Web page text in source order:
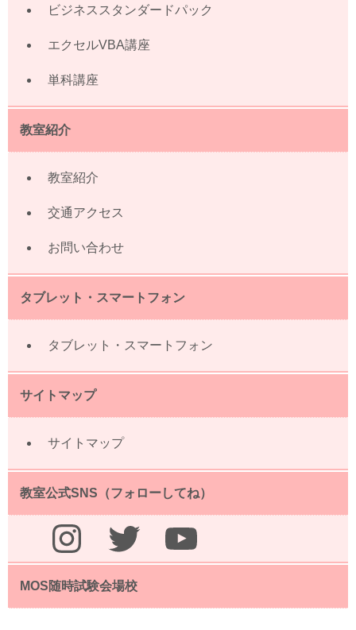
ビジネススタンダードパック
エクセルVBA講座
単科講座
教室紹介
教室紹介
交通アクセス
お問い合わせ
タブレット・スマートフォン
タブレット・スマートフォン
サイトマップ
サイトマップ
教室公式SNS（フォローしてね）
Instagram Twitter YouTube
MOS随時試験会場校